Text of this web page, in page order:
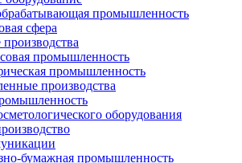
промышленность
сфера
промышленность
промышленность
производства
оборудования
бумажная промышленность